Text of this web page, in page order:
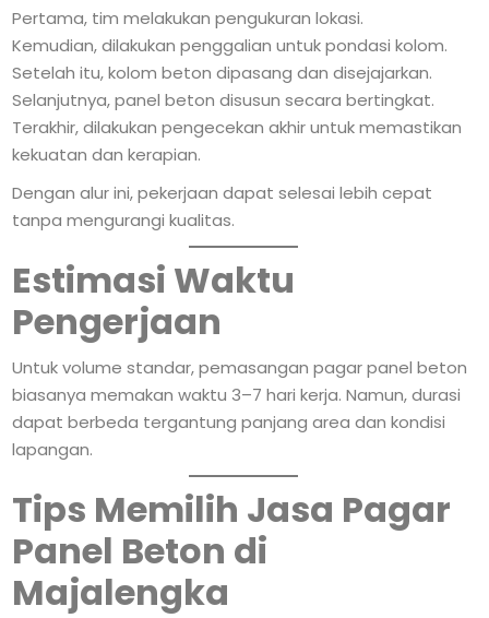
Pertama, tim melakukan pengukuran lokasi.
Kemudian, dilakukan penggalian untuk pondasi kolom.
Setelah itu, kolom beton dipasang dan disejajarkan.
Selanjutnya, panel beton disusun secara bertingkat.
Terakhir, dilakukan pengecekan akhir untuk memastikan
kekuatan dan kerapian.
Dengan alur ini, pekerjaan dapat selesai lebih cepat
tanpa mengurangi kualitas.
Estimasi Waktu
Pengerjaan
Untuk volume standar, pemasangan pagar panel beton
biasanya memakan waktu 3–7 hari kerja. Namun, durasi
dapat berbeda tergantung panjang area dan kondisi
lapangan.
Tips Memilih Jasa Pagar
Panel Beton di
Majalengka